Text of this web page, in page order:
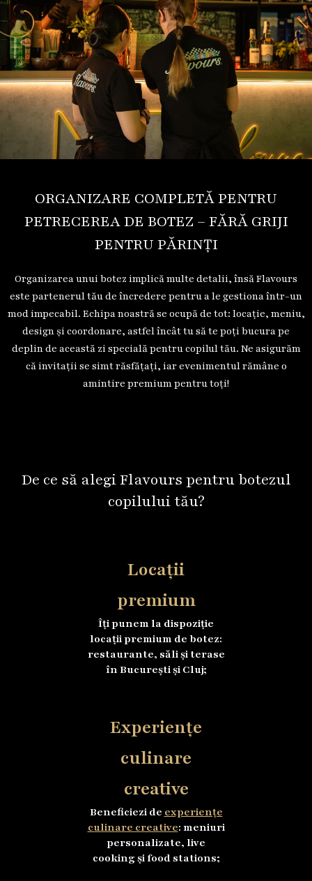
ORGANIZARE COMPLETĂ PENTRU
PETRECEREA DE BOTEZ – FĂRĂ GRIJI
PENTRU PĂRINȚI
Organizarea unui botez implică multe detalii, însă Flavours
este partenerul tău de încredere pentru a le gestiona într-un
mod impecabil. Echipa noastră se ocupă de tot: locație, meniu,
design și coordonare, astfel încât tu să te poți bucura pe
deplin de această zi specială pentru copilul tău. Ne asigurăm
că invitații se simt răsfățați, iar evenimentul rămâne o
amintire premium pentru toți!
De ce să alegi Flavours pentru botezul
copilului tău?
Locații
premium
Îți punem la dispoziție
locații premium de botez:
restaurante, săli și terase
în București și Cluj;
Experiențe
culinare
creative
Beneficiezi de experiențe
culinare creative: meniuri
personalizate, live
cooking și food stations;